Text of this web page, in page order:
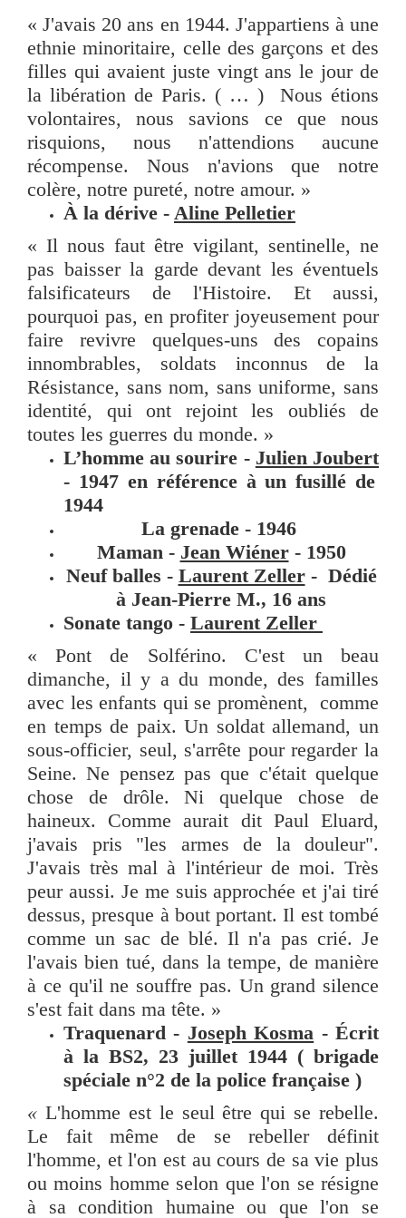
« J'avais 20 ans en 1944. J'appartiens à une
ethnie minoritaire, celle des garçons et des
filles qui avaient juste vingt ans le jour de
la libération de Paris. ( … ) Nous étions
volontaires, nous savions ce que nous
risquions, nous n'attendions aucune
récompense. Nous n'avions que notre
colère, notre pureté, notre amour. »
À la dérive - Aline Pelletier
« Il nous faut être vigilant, sentinelle, ne
pas baisser la garde devant les éventuels
falsificateurs de l'Histoire. Et aussi,
pourquoi pas, en profiter joyeusement pour
faire revivre quelques-uns des copains
innombrables, soldats inconnus de la
Résistance, sans nom, sans uniforme, sans
identité, qui ont rejoint les oubliés de
toutes les guerres du monde. »
L’homme au sourire - Julien Joubert
- 1947 en référence à un fusillé de
1944
La grenade - 1946
Maman - Jean Wiéner- 1950
Neuf balles - Laurent Zeller- Dédié
à Jean-Pierre M., 16 ans
Sonate tango - Laurent Zeller
« Pont de Solférino. C'est un beau
dimanche, il y a du monde, des familles
avec les enfants qui se promènent, comme
en temps de paix. Un soldat allemand, un
sous-officier, seul, s'arrête pour regarder la
Seine. Ne pensez pas que c'était quelque
chose de drôle. Ni quelque chose de
haineux. Comme aurait dit Paul Eluard,
j'avais pris "les armes de la douleur".
J'avais très mal à l'intérieur de moi. Très
peur aussi. Je me suis approchée et j'ai tiré
dessus, presque à bout portant. Il est tombé
comme un sac de blé. Il n'a pas crié. Je
l'avais bien tué, dans la tempe, de manière
à ce qu'il ne souffre pas. Un grand silence
s'est fait dans ma tête. »
Traquenard - Joseph Kosma - Écrit
à la BS2, 23 juillet 1944 ( brigade
spéciale n°2 de la police française )
« L'homme est le seul être qui se rebelle.
Le fait même de se rebeller définit
l'homme, et l'on est au cours de sa vie plus
ou moins homme selon que l'on se résigne
à sa condition humaine ou que l'on se